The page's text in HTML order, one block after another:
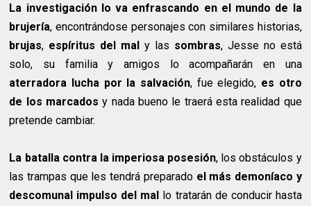
La investigación lo va enfrascando en el mundo de la
brujería, encontrándose personajes con similares historias,
brujas, espíritus del maly las sombras, Jesse no está
solo, su familia y amigos lo acompañarán en una
aterradora lucha por la salvación, fue elegido, es otro
de los marcados y nada bueno le traerá esta realidad que
pretende cambiar.
La batalla contra la imperiosa posesión, los obstáculos y
las trampas que les tendrá preparado el más demoníaco y
descomunal impulso del mal lo tratarán de conducir hasta